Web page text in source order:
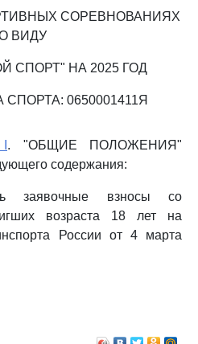
СОРЕВНОВАНИЯХ
ВИДУ
СПОРТ" НА 2025 ГОД
0650001411Я
. "ОБЩИЕ ПОЛОЖЕНИЯ"
содержания:
заявочные взносы со
возраста 18 лет на
России от 4 марта